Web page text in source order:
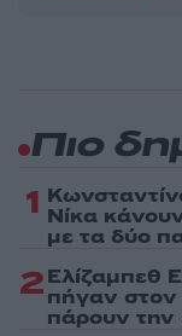
Πιο
1 Νίκα
με τα δύο
2Ελίζαμπεθ
πήγαν στον
πάρουν την